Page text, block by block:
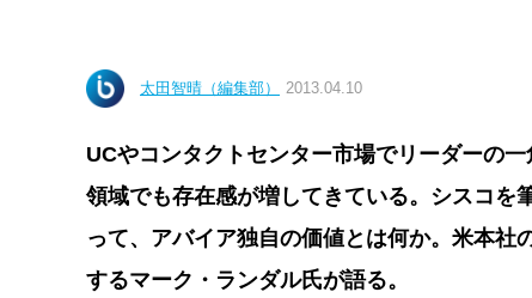
太田智晴（編集部） 2013.04.10
UCやコンタクトセンター市場でリーダーの
領域でも存在感が増してきている。シスコを
って、アバイア独自の価値とは何か。米本
するマーク・ランダル氏が語る。